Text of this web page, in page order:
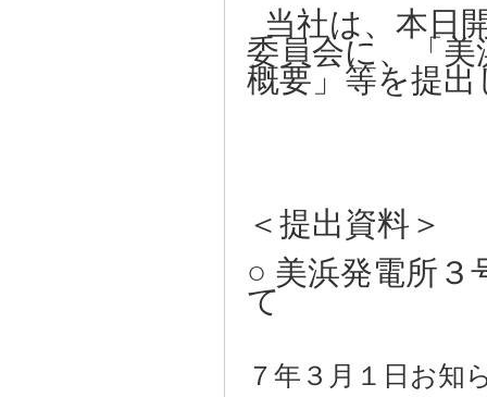
当社は、本日
委員会に、「
概要」等を提
＜提出資料＞
○ 美浜発電所３
て
７年３月１日お知